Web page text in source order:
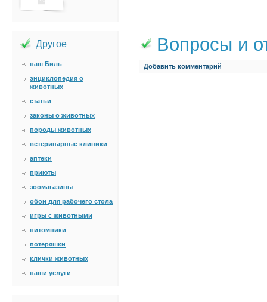
Другое
наш Биль
энциклопедия о
животных
статьи
законы о животных
породы животных
ветеринарные клиники
аптеки
приюты
зоомагазины
обои для рабочего стола
игры с животными
питомники
потеряшки
клички животных
наши услуги
Вопросы и
Добавить комментарий